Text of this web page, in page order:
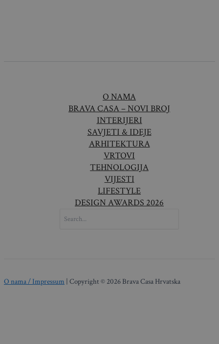
O NAMA
BRAVA CASA – NOVI BROJ
INTERIJERI
SAVJETI & IDEJE
ARHITEKTURA
VRTOVI
TEHNOLOGIJA
VIJESTI
LIFESTYLE
DESIGN AWARDS 2026
FOR:
O nama / Impressum | Copyright © 2026 Brava Casa Hrvatska